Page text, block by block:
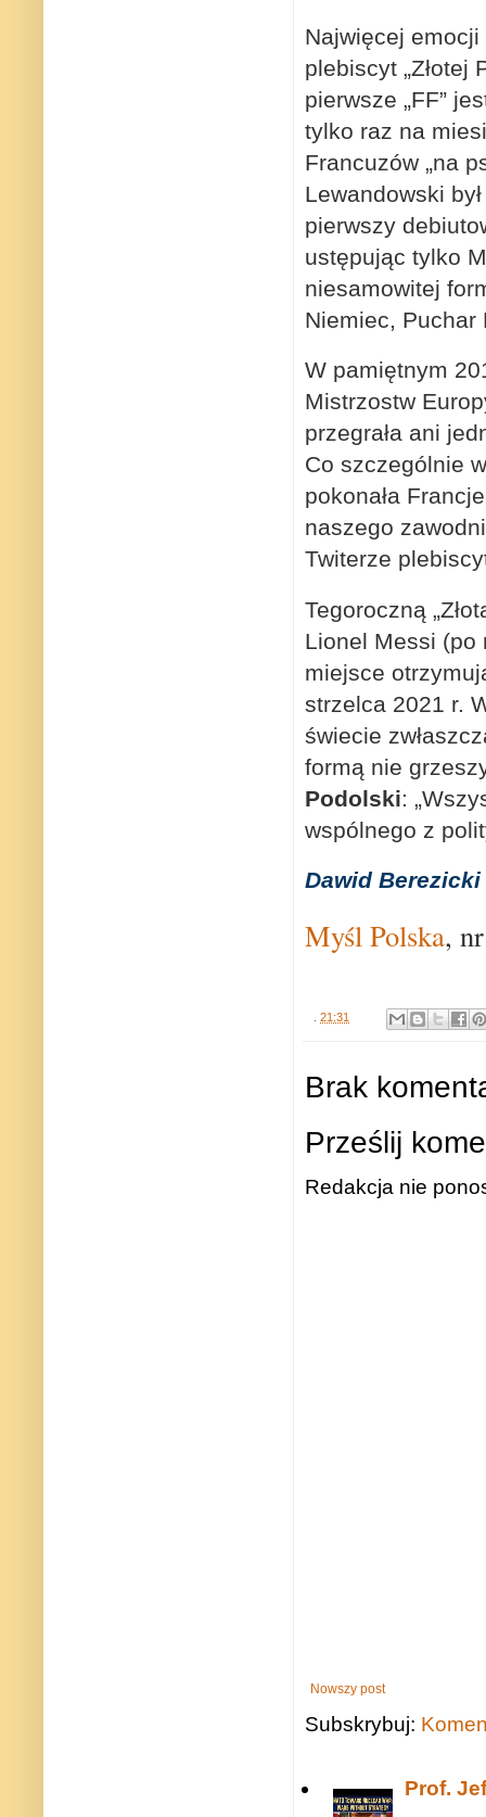
Najwięcej
plebiscyt „Złotej
pierwsze „FF”
tylko raz na
Francuzów „na
Lewandowski
pierwszy
ustępując tylko
niesamowitej
Niemiec, Puchar
W pamiętnym
Mistrzostw
przegrała ani
Co szczególnie
pokonała
naszego
Twiterze
Tegoroczną
Lionel Messi (po
miejsce
strzelca 2021 r.
świecie
formą nie
Podolski:
wspólnego z
Dawid Berezicki
Myśl Polska,
21:31
Brak
Prześlij
Redakcja nie
Nowszy post
Subskrybuj:
Prof.